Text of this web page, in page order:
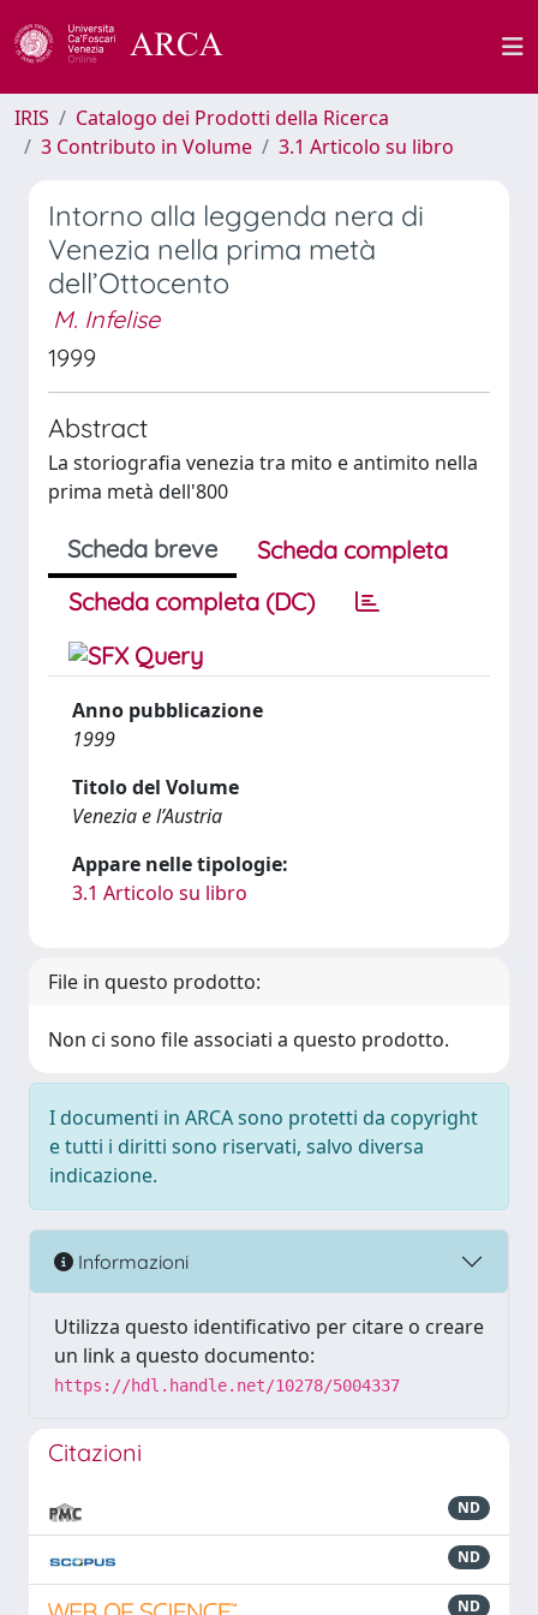
IRIS
Catalogo dei Prodotti della Ricerca
3 Contributo in Volume
3.1 Articolo su libro
Intorno alla leggenda nera di
Venezia nella prima metà
dell’Ottocento
M. Infelise
1999
Abstract
La storiografia venezia tra mito e antimito nella
prima metà dell'800
Scheda breve
Scheda completa
Scheda completa (DC)
Anno pubblicazione
1999
Titolo del Volume
Venezia e l’Austria
Appare nelle tipologie:
3.1 Articolo su libro
File in questo prodotto:
Non ci sono file associati a questo prodotto.
I documenti in ARCA sono protetti da copyright
e tutti i diritti sono riservati, salvo diversa
indicazione.
Informazioni
Utilizza questo identificativo per citare o creare
un link a questo documento:
https://hdl.handle.net/10278/5004337
Citazioni
ND
ND
ND